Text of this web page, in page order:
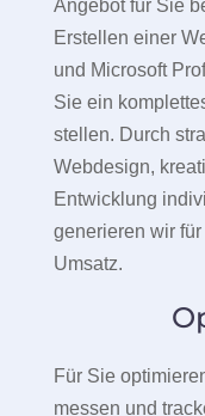
Angebot für Sie
Erstellen einer
und Microsoft
Sie ein
stellen. Durch
Webdesign,
Entwicklung
generieren wir
Umsatz.
Für Sie
messen und